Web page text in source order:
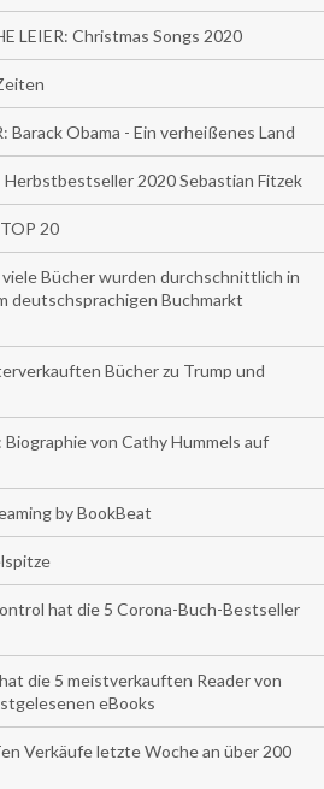
LEIER: Christmas Songs 2020
Barack Obama - Ein verheißenes Land
2020 Sebastian Fitzek
20
Bücher wurden durchschnittlich in
deutschsprachigen Buchmarkt
Bücher zu Trump und
von Cathy Hummels auf
by BookBeat
hat die 5 Corona-Buch-Bestseller
die 5 meistverkauften Reader von
eBooks
Verkäufe letzte Woche an über 200